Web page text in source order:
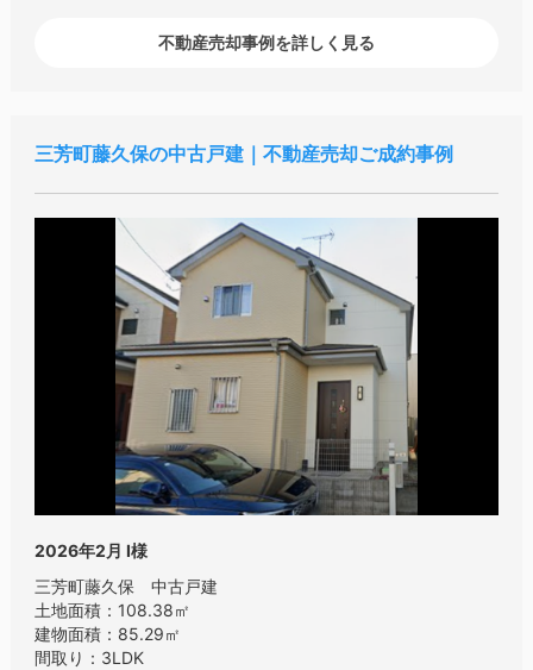
不動産売却事例を詳しく見る
三芳町藤久保の中古戸建｜不動産売却ご成約事例
2026年2月 I様
三芳町藤久保 中古戸建
土地面積：108.38㎡
建物面積：85.29㎡
間取り：3LDK